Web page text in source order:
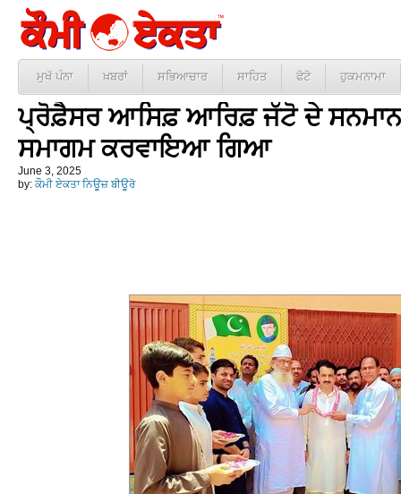
ਮੁਖੱ ਪੰਨਾ ਖ਼ਬਰਾਂ ਸਭਿਆਚਾਰ ਸਾਹਿਤ ਫੋਟੋ ਹੁਕਮਨਾਮਾ
ਪ੍ਰੋਫ਼ੈਸਰ ਆਸਿਫ਼ ਆਰਿਫ਼ ਜੱਟੋ ਦੇ ਸਨਮਾਨ
ਸਮਾਗਮ ਕਰਵਾਇਆ ਗਿਆ
June 3, 2025
by: ਕੌਮੀ ਏਕਤਾ ਨਿਊਜ਼ ਬੀਊਰੋ